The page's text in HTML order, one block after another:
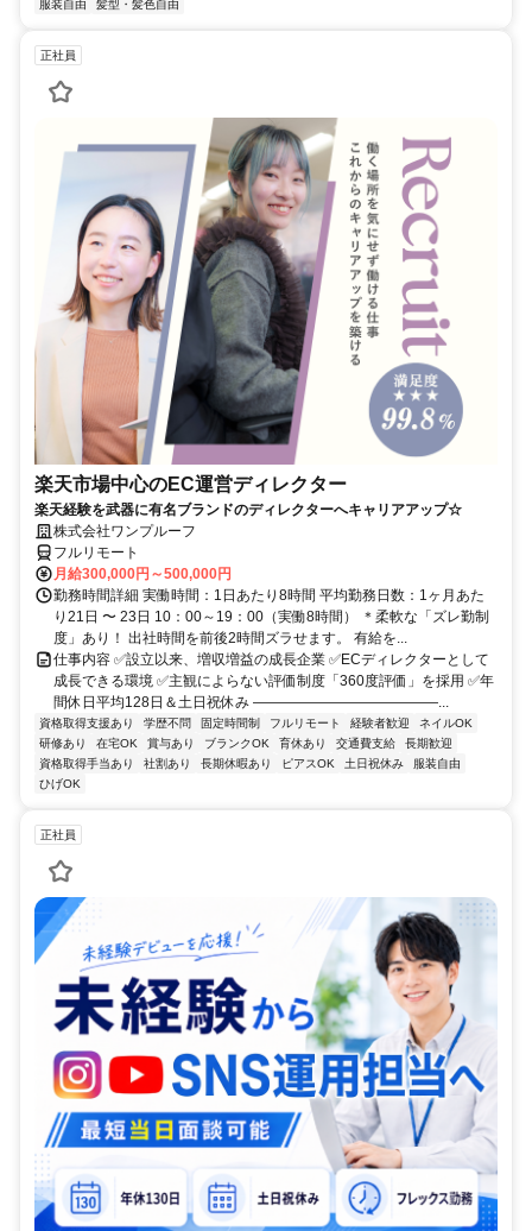
服装自由
髪型・髪色自由
正社員
楽天市場中心のEC運営ディレクター
楽天経験を武器に有名ブランドのディレクターへキャリアアップ☆
株式会社ワンプルーフ
フルリモート
月給300,000円～500,000円
勤務時間詳細 実働時間：1日あたり8時間 平均勤務日数：1ヶ月あた
り21日 〜 23日 10：00～19：00（実働8時間） ＊柔軟な「ズレ勤制
度」あり！ 出社時間を前後2時間ズラせます。 有給を...
仕事内容 ✅設立以来、増収増益の成長企業 ✅ECディレクターとして
成長できる環境 ✅主観によらない評価制度「360度評価」を採用 ✅年
間休日平均128日＆土日祝休み ―――――――――――――...
資格取得支援あり 学歴不問 固定時間制 フルリモート 経験者歓迎
ネイルOK
研修あり
在宅OK 賞与あり ブランクOK 育休あり 交通費支給
長期歓迎
資格取得手当あり
社割あり 長期休暇あり ピアスOK 土日祝休み
服装自由
ひげOK
正社員